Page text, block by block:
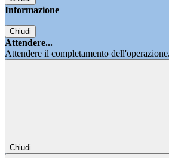
Informazione
Chiudi
Attendere...
Attendere il completamento
Chiudi